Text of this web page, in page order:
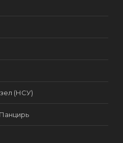
(НСУ)